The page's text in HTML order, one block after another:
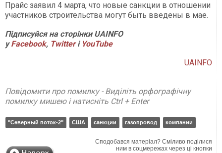
Прайс заявил 4 марта, что новые санкции в отношении
участников строительства могут быть введены в мае.
Підписуйся на сторінки UAINFO
уFacebook, Twitterі YouTube
UAINFO
Повідомити про помилку - Виділіть орфографічну
помилку мишею і натисніть Ctrl + Enter
"Северный поток-2" США санкции газопровод компании
Сподобався матеріал? Сміливо поділися
ним в соцмережах через ці кнопки